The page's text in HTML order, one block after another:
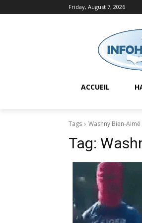
Friday, August 7, 2026
ACCUEIL
Tags Washny Bien-Aimé
Tag: